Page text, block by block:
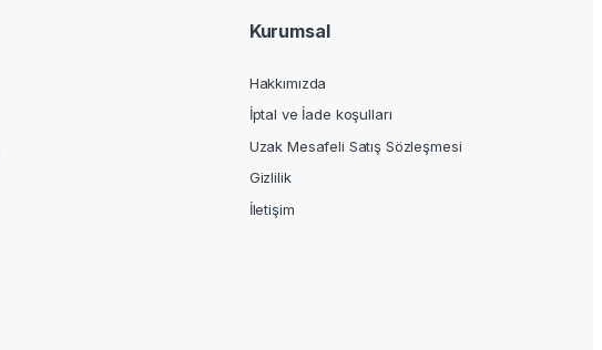
Kurumsal
Hakkımızda
İptal ve İade koşulları
Uzak Mesafeli Satış Sözleşmesi
Gizlilik
İletişim